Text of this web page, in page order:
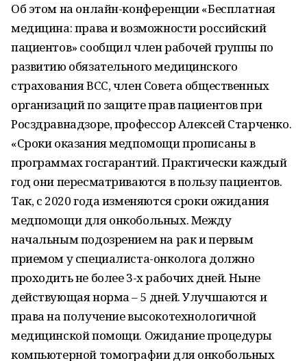
Об этом на онлайн-конференции «Бесплатная
медицина: права и возможности российский
пациентов» сообщил член рабочей группы по
развитию обязательного медицинского
страхования ВСС, член Совета общественных
организаций по защите прав пациентов при
Росздравнадзоре, профессор Алексей Старченко.
«Сроки оказания медпомощи прописаны в
программах госгарантий. Практически каждый
год они пересматриваются в пользу пациентов.
Так, с 2020 года изменяются сроки ожидания
медпомощи для онкобольных. Между
начальным подозрением на рак и первым
приемом у специалиста-онколога должно
проходить не более 3-х рабочих дней. Ныне
действующая норма – 5 дней. Улучшаются и
права на получение высокотехнологичной
медицинской помощи. Ожидание процедуры
компьютерной томографии для онкобольных